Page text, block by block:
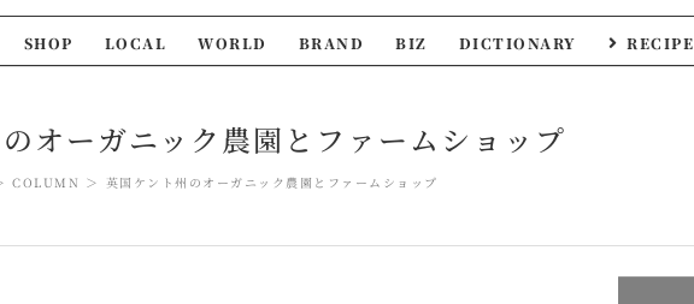
SHOP LOCAL WORLD BRAND BIZ DICTIONARY RECIPE
オーガニック農園とファームショップ
COLUMN 英国ケント州のオーガニック農園とファームショップ